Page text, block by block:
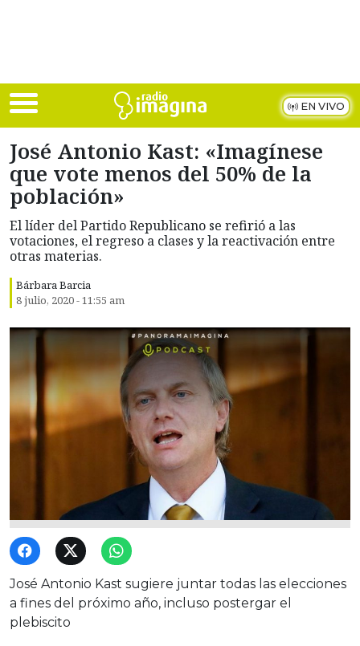
EN VIVO
José Antonio Kast: «Imagínese
que vote menos del 50% de la
población»
El líder del Partido Republicano se refirió a las
votaciones, el regreso a clases y la reactivación entre
otras materias.
Bárbara Barcia
8 julio, 2020 - 11:55 am
José Antonio Kast sugiere juntar todas las elecciones
a fines del próximo año, incluso postergar el
plebiscito